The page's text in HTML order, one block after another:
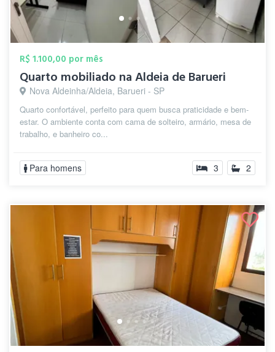
R$ 1.100,00 por mês
Quarto mobiliado na Aldeia de Barueri
Nova Aldeinha/Aldeia, Barueri - SP
Quarto confortável, perfeito para quem busca praticidade e bem-
estar. O ambiente conta com cama de solteiro, armário, mesa de
trabalho, e banheiro co...
Para homens 3 2